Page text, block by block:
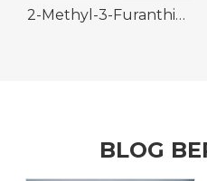
2-Methyl-3-Furanthiol CAS 28588-74-1
BLOG